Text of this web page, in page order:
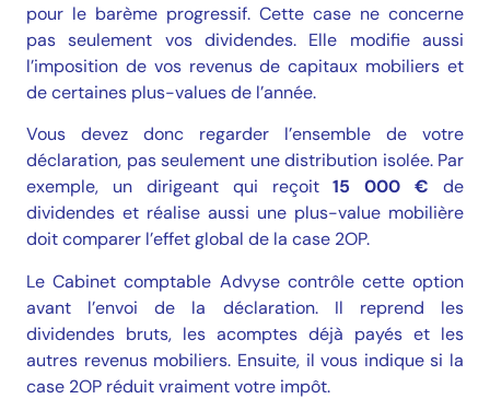
pour le barème progressif. Cette case ne concerne
pas seulement vos dividendes. Elle modifie aussi
l’imposition de vos revenus de capitaux mobiliers et
de certaines plus-values de l’année.
Vous devez donc regarder l’ensemble de votre
déclaration, pas seulement une distribution isolée. Par
exemple, un dirigeant qui reçoit15 000 € de
dividendes et réalise aussi une plus-value mobilière
doit comparer l’effet global de la case 2OP.
Le Cabinet comptable Advyse contrôle cette option
avant l’envoi de la déclaration. Il reprend les
dividendes bruts, les acomptes déjà payés et les
autres revenus mobiliers. Ensuite, il vous indique si la
case 2OP réduit vraiment votre impôt.